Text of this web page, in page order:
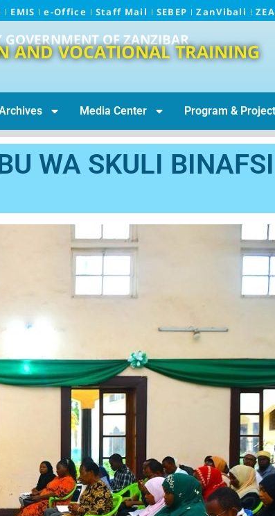
EMIS e-Office Staff Mail SEBEP ZanVibali
OF ZANZIBAR
AND VOCATIONAL TRAINING
Media Center Program &
WA SKULI